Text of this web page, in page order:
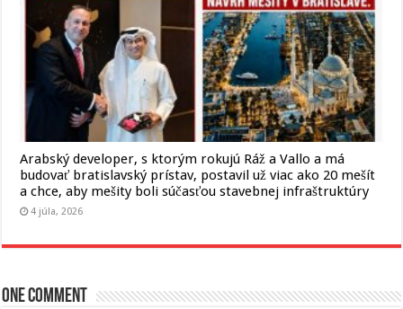
Arabský developer, s ktorým rokujú Ráž a Vallo a má
budovať bratislavský prístav, postavil už viac ako 20 mešít
a chce, aby mešity boli súčasťou stavebnej infraštruktúry
4 júla, 2026
One comment